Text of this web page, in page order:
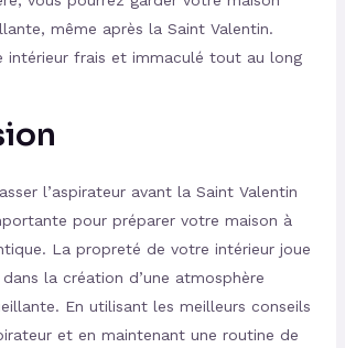
même après la Saint Valentin.
intérieur frais et immaculé tout au long
l’aspirateur avant la Saint Valentin
pour préparer votre maison à
La propreté de votre intérieur joue
la création d’une atmosphère
En utilisant les meilleurs conseils
et en maintenant une routine de